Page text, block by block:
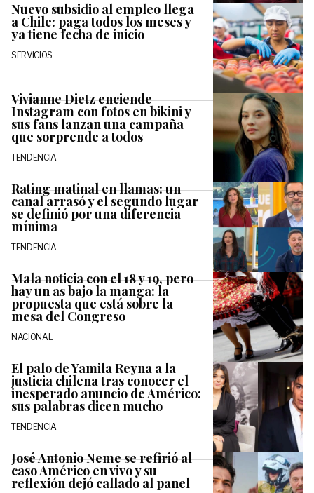
Nuevo subsidio al empleo llega
a Chile: paga todos los meses y
ya tiene fecha de inicio
SERVICIOS
Vivianne Dietz enciende
Instagram con fotos en bikini y
sus fans lanzan una campaña
que sorprende a todos
TENDENCIA
Rating matinal en llamas: un
canal arrasó y el segundo lugar
se definió por una diferencia
mínima
TENDENCIA
Mala noticia con el 18 y 19, pero
hay un as bajo la manga: la
propuesta que está sobre la
mesa del Congreso
NACIONAL
El palo de Yamila Reyna a la
justicia chilena tras conocer el
inesperado anuncio de Américo:
sus palabras dicen mucho
TENDENCIA
José Antonio Neme se refirió al
caso Américo en vivo y su
reflexión dejó callado al panel